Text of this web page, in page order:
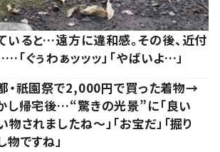
いると…遠方に違和感。その後、近付
「ぐぅわぁッッッ」「やばいよ…」
・祇園祭で2,000円で買った着物→
し帰宅後…“驚きの光景”に「良い
物されましたね～」「お宝だ」「掘り
物ですね」